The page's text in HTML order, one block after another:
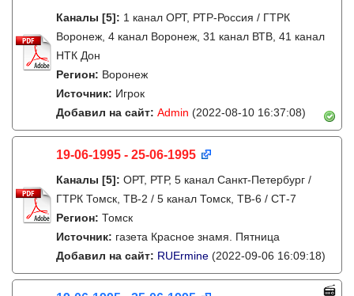
Каналы [5]: 1 канал ОРТ, РТР-Россия / ГТРК
Воронеж, 4 канал Воронеж, 31 канал ВТВ, 41 канал
НТК Дон
Регион: Воронеж
Источник: Игрок
Добавил на сайт: Admin (2022-08-10 16:37:08)
19-06-1995 - 25-06-1995
Каналы [5]: ОРТ, РТР, 5 канал Санкт-Петербург /
ГТРК Томск, ТВ-2 / 5 канал Томск, ТВ-6 / СТ-7
Регион: Томск
Источник: газета Красное знамя. Пятница
Добавил на сайт: RUErmine (2022-09-06 16:09:18)